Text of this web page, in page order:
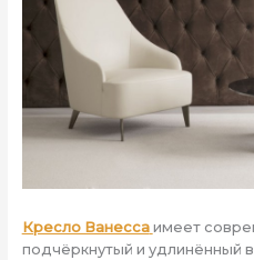
Кресло Ванесса имеет
подчёркнутый и удлинённый